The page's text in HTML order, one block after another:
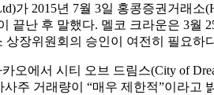
가 2015년 7월 3일 홍콩증권거래
난 후 말했다. 멜코 크라운은 3월
장위원회의 승인이 여전히 필요하
에서 시티 오브 드림스(City of
주 거래량이 “매우 제한적”이라고